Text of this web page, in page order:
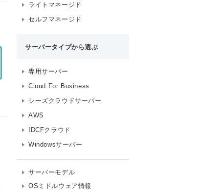
ライトマネージド
セルフマネージド
サーバータイプから選ぶ
専用サーバー
Cloud For Business
シーズクラウドサーバー
AWS
IDCFクラウド
Windowsサーバー
サーバーモデル
OSミドルウェア情報